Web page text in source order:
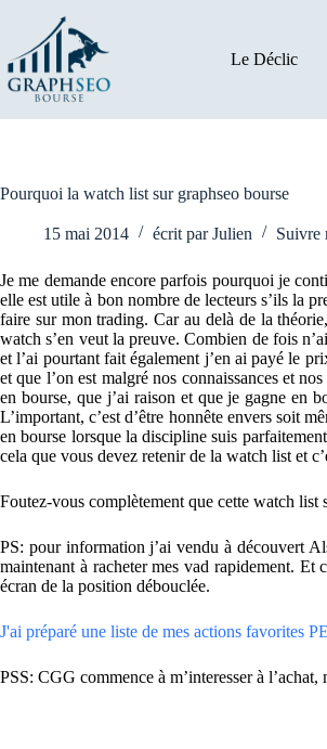
contenu
Le Déclic
Pourquoi la watch list sur graphseo bourse
15 mai 2014 écrit par Julien Suivre
Je me demande encore parfois pourquoi je
elle est utile à bon nombre de lecteurs s’ils la
faire sur mon trading. Car au delà de la
watch s’en veut la preuve. Combien de fois
et l’ai pourtant fait également j’en ai payé le
et que l’on est malgré nos connaissances et
en bourse, que j’ai raison et que je gagne en
L’important, c’est d’être honnête envers soit
en bourse lorsque la discipline suis
cela que vous devez retenir de la watch list et
Foutez-vous complètement que cette watch list
PS: pour information j’ai vendu à découvert
maintenant à racheter mes vad rapidement. Et
écran de la position débouclée.
J'ai préparé une liste de mes actions favorites
PSS: CGG commence à m’interesser à